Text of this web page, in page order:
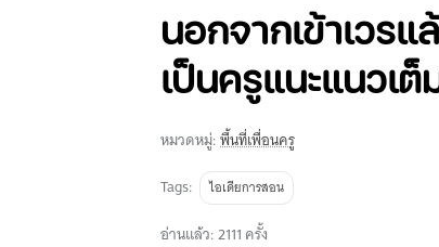
นอกจากเข้าเวร
เป็นครูแนะแนวเ
หมวดหมู่:พื้นที่เพื่อนครู
Tags:
ไอเดียการสอน
อ่านแล้ว: 2111 ครั้ง